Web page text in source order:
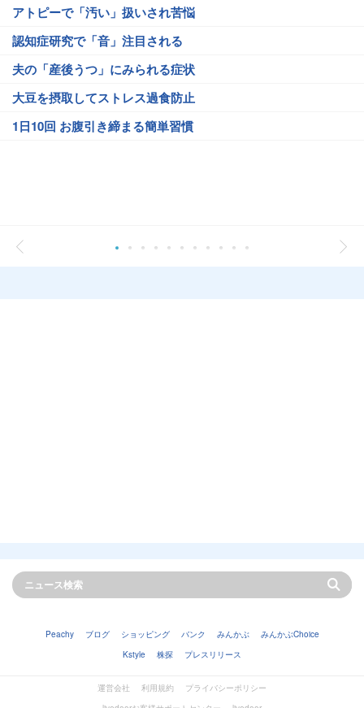
アトピーで「汚い」扱いされ苦悩
認知症研究で「音」注目される
夫の「産後うつ」にみられる症状
大豆を摂取してストレス過食防止
1日10回 お腹引き締まる簡単習慣
Peachy ブログ ショッピング バンク みんかぶ
みんかぶChoice
Kstyle
株探 プレスリリース
運営会社 利用規約
プライバシーポリシー